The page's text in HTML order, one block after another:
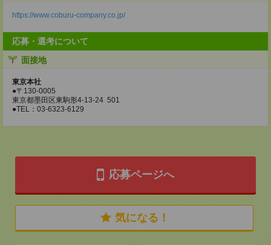
https://www.coburu-company.co.jp/
応募・選考について
面接地
東京本社
●〒130-0005
東京都墨田区東駒形4-13-24 501
●TEL：03-6323-6129
応募ページへ
気になる！